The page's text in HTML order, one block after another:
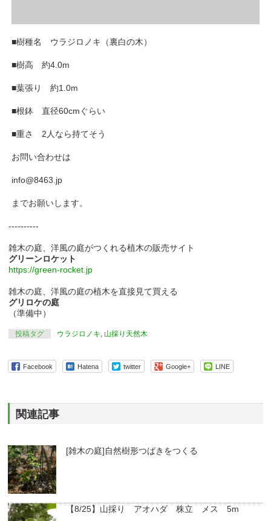
■樹種名 ウラジロノキ（裏白の木）
■樹高 約4.0m
■葉張り 約1.0m
■根鉢 直径60cmぐらい
■重さ 2人なら持てそう
お問い合わせは
info@8463.jp
までお願いします。
----------
雑木の庭、洋風の庭がつくれる植木の販売サイト
グリーンロケット
https://green-rocket.jp
雑木の庭、洋風の庭の植木を直接見て買える
グリロケの庭
（準備中）
投稿タグ ウラジロノキ, 山採り天然木
Facebook Hatena twitter Google+ LINE
関連記事
[雑木の庭]自然樹形つばきをつくる
【8/25】山採り アオハダ 株立 メス 5m